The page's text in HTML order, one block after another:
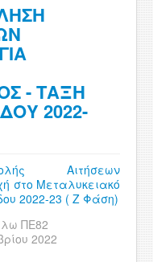
- ΤΑΞΗ
2022-
Αιτήσεων
στο Μεταλυκειακό
2022-23 ( Ζ Φάση)
ΠΕ82
2022